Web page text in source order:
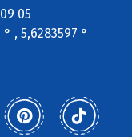
05
° , 5,6283597 °